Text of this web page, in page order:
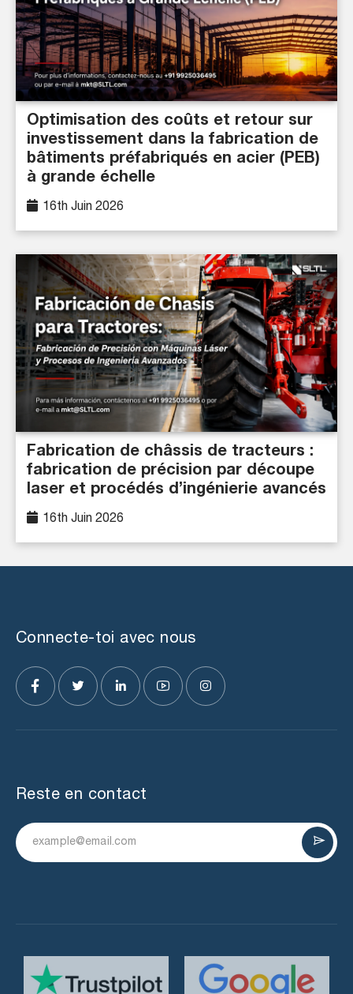
Optimisation des coûts et retour sur
investissement dans la fabrication de
bâtiments préfabriqués en acier (PEB)
à grande échelle
16th Juin 2026
Fabrication de châssis de tracteurs :
fabrication de précision par découpe
laser et procédés d’ingénierie avancés
16th Juin 2026
Connecte-toi avec nous
Reste en contact